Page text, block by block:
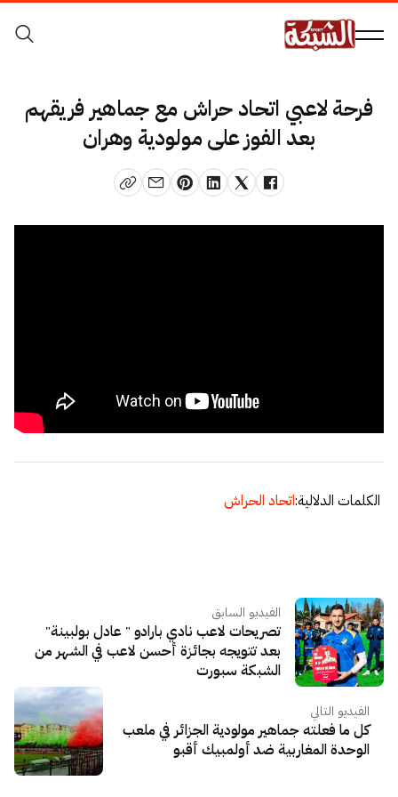
فرحة لاعبي اتحاد حراش مع جماهير فريقهم
بعد الفوز على مولودية وهران
الكلمات الدلالية:اتحاد الحراش
الفيديو السابق
تصريحات لاعب نادي بارادو " عادل بولبينة"
بعد تتويجه بجائزة أحسن لاعب في الشهر من
الشبكة سبورت
الفيديو التالي
كل ما فعلته جماهير مولودية الجزائر في ملعب
الوحدة المغاربية ضد أولمبيك أقبو